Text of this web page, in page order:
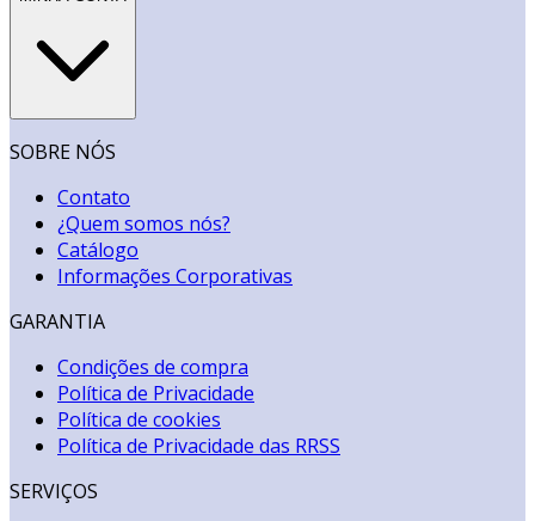
SOBRE NÓS
Contato
¿Quem somos nós?
Catálogo
Informações Corporativas
GARANTIA
Condições de compra
Política de Privacidade
Política de cookies
Política de Privacidade das RRSS
SERVIÇOS